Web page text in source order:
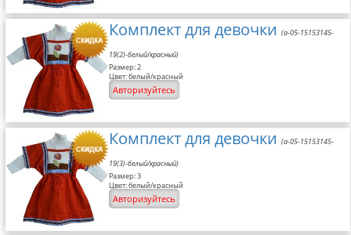
Комплект для девочки(a-05-15153145-
19(2)-белый/красный)
Размер: 2
Цвет: белый/красный
Авторизуйтесь
Комплект для девочки(a-05-15153145-
19(3)-белый/красный)
Размер: 3
Цвет: белый/красный
Авторизуйтесь